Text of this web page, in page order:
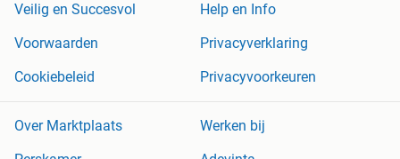
Veilig en Succesvol
Help en Info
Voorwaarden
Privacyverklaring
Cookiebeleid
Privacyvoorkeuren
Over Marktplaats
Werken bij